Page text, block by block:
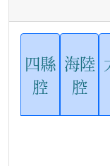
四縣
腔
海陸
腔